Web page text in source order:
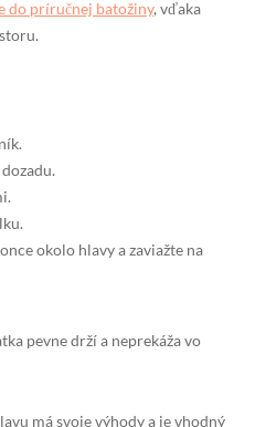
do príručnej batožiny, vďaka
okolo hlavy a zaviažte na
pevne drží a neprekáža vo
má svoje výhody a je vhodný